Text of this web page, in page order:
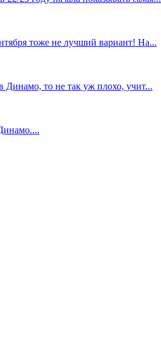
тоже не лучший вариант! На...
Динамо, то не так уж плохо, учит...